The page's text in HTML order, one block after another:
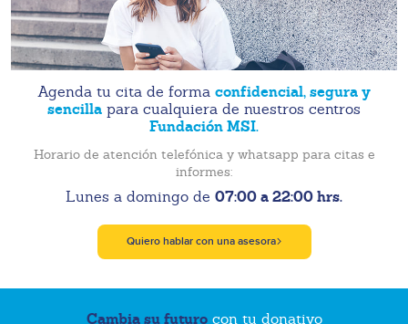
Agenda tu cita de forma confidencial, segura y
sencilla para cualquiera de nuestros centros
Fundación MSI.
Horario de atención telefónica y whatsapp para citas e
informes:
Lunes a domingo de 07:00 a 22:00 hrs.
Quiero hablar con una asesora
Cambia su futurocon tu donativo